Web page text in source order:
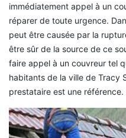
immédiatement appel à un
réparer de toute urgence.
peut être causée par la
être sûr de la source de ce
faire appel à un couvreur tel
habitants de la ville de Tracy
prestataire est une